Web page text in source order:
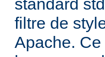
standard
filtre de
Apache.